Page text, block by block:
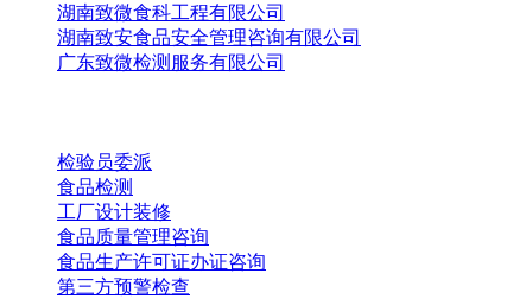
湖南致微食科工程有限公司
湖南致安食品安全管理咨询有限公司
广东致微检测服务有限公司
检验员委派
食品检测
工厂设计装修
食品质量管理咨询
食品生产许可证办证咨询
第三方预警检查